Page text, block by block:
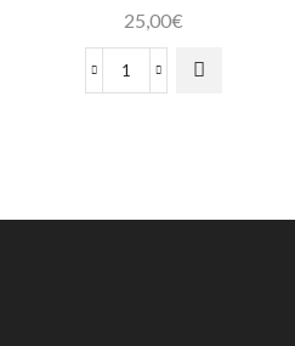
25,00€